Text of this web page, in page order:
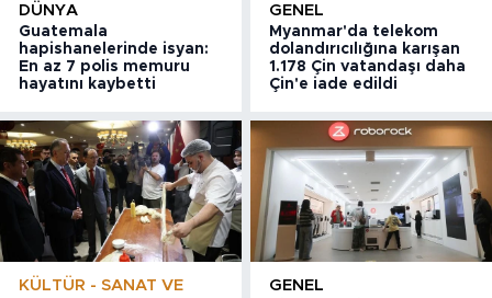
DÜNYA
Guatemala
hapishanelerinde isyan:
En az 7 polis memuru
hayatını kaybetti
GENEL
Myanmar'da telekom
dolandırıcılığına karışan
1.178 Çin vatandaşı daha
Çin'e iade edildi
KÜLTÜR - SANAT VE
GENEL